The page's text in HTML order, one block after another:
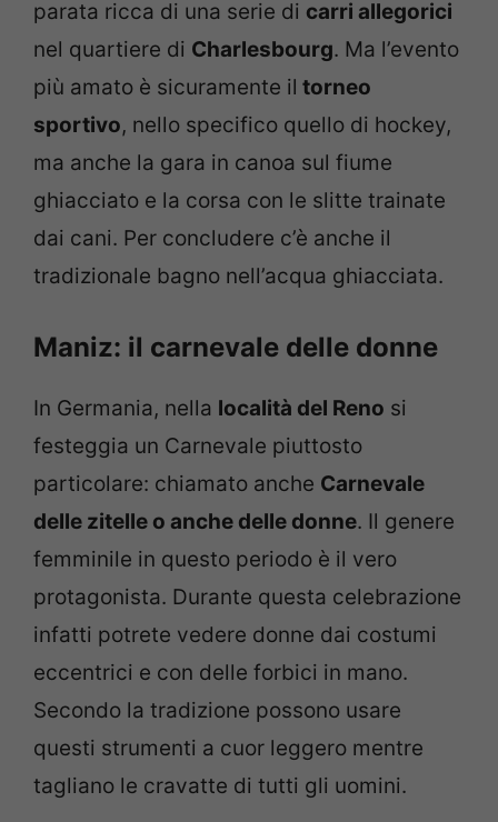
parata ricca di una serie di carri allegorici
nel quartiere di Charlesbourg. Ma l’evento
più amato è sicuramente il torneo
sportivo, nello specifico quello di hockey,
ma anche la gara in canoa sul fiume
ghiacciato e la corsa con le slitte trainate
dai cani. Per concludere c’è anche il
tradizionale bagno nell’acqua ghiacciata.
Maniz: il carnevale delle donne
In Germania, nella località del Reno si
festeggia un Carnevale piuttosto
particolare: chiamato anche Carnevale
delle zitelle o anche delle donne. Il genere
femminile in questo periodo è il vero
protagonista. Durante questa celebrazione
infatti potrete vedere donne dai costumi
eccentrici e con delle forbici in mano.
Secondo la tradizione possono usare
questi strumenti a cuor leggero mentre
tagliano le cravatte di tutti gli uomini.